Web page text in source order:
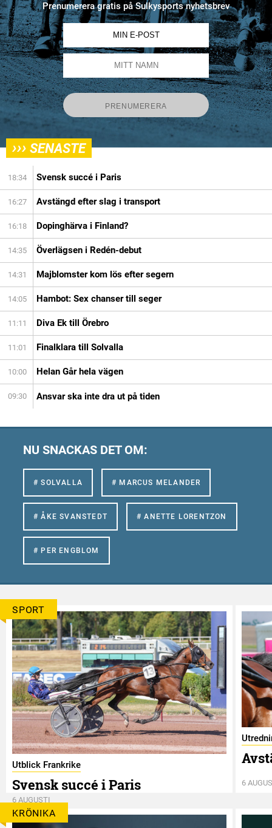
Prenumerera gratis på Sulkysports nyhetsbrev
››› SENASTE
18:34 Svensk succé i Paris
16:27 Avstängd efter slag i transport
16:18 Dopinghärva i Finland?
14:35 Överlägsen i Redén-debut
14:31 Majblomster kom lös efter segern
14:05 Hambot: Sex chanser till seger
11:11 Diva Ek till Örebro
11:01 Finalklara till Solvalla
10:00 Helan Går hela vägen
09:30 Ansvar ska inte dra ut på tiden
NU SNACKAS DET OM:
# SOLVALLA # MARCUS MELANDER
# ÅKE SVANSTEDT # ANETTE LORENTZON
# PER ENGBLOM
SPORT
Utblick Frankrike
Svensk succé i Paris
6 AUGUSTI
6
KRÖNIKA